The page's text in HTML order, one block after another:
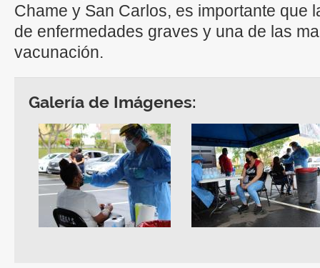
Chame y San Carlos, es importante que
de enfermedades graves y una de las
vacunación.
Galería de Imágenes: